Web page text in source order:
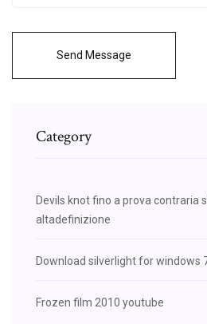
Send Message
Category
Devils knot fino a prova contraria
altadefinizione
Download silverlight for windows
Frozen film 2010 youtube